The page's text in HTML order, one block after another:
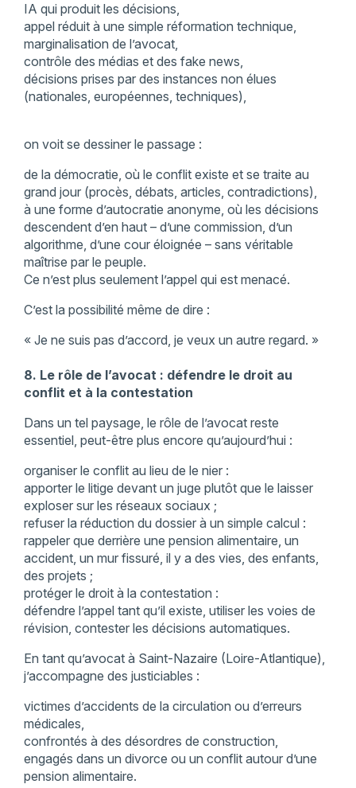
IA qui produit les décisions,
appel réduit à une simple réformation technique,
marginalisation de l’avocat,
contrôle des médias et des fake news,
décisions prises par des instances non élues
(nationales, européennes, techniques),
on voit se dessiner le passage :
de la démocratie, où le conflit existe et se traite au
grand jour (procès, débats, articles, contradictions),
à une forme d’autocratie anonyme, où les décisions
descendent d’en haut – d’une commission, d’un
algorithme, d’une cour éloignée – sans véritable
maîtrise par le peuple.
Ce n’est plus seulement l’appel qui est menacé.
C’est la possibilité même de dire :
« Je ne suis pas d’accord, je veux un autre regard. »
8. Le rôle de l’avocat : défendre le droit au
conflit et à la contestation
Dans un tel paysage, le rôle de l’avocat reste
essentiel, peut-être plus encore qu’aujourd’hui :
organiser le conflit au lieu de le nier :
apporter le litige devant un juge plutôt que le laisser
exploser sur les réseaux sociaux ;
refuser la réduction du dossier à un simple calcul :
rappeler que derrière une pension alimentaire, un
accident, un mur fissuré, il y a des vies, des enfants,
des projets ;
protéger le droit à la contestation :
défendre l’appel tant qu’il existe, utiliser les voies de
révision, contester les décisions automatiques.
En tant qu’avocat à Saint-Nazaire (Loire-Atlantique),
j’accompagne des justiciables :
victimes d’accidents de la circulation ou d’erreurs
médicales,
confrontés à des désordres de construction,
engagés dans un divorce ou un conflit autour d’une
pension alimentaire.